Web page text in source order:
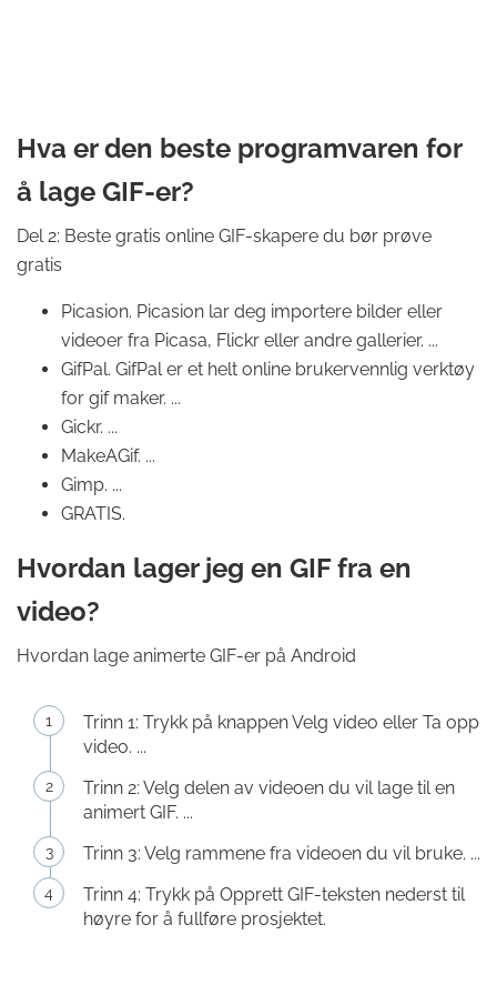
Hva er den beste programvaren for
å lage GIF-er?
Del 2: Beste gratis online GIF-skapere du bør prøve
gratis
Picasion. Picasion lar deg importere bilder eller
videoer fra Picasa, Flickr eller andre gallerier. ...
GifPal. GifPal er et helt online brukervennlig verktøy
for gif maker. ...
Gickr. ...
MakeAGif. ...
Gimp. ...
GRATIS.
Hvordan lager jeg en GIF fra en
video?
Hvordan lage animerte GIF-er på Android
Trinn 1: Trykk på knappen Velg video eller Ta opp
video. ...
Trinn 2: Velg delen av videoen du vil lage til en
animert GIF. ...
Trinn 3: Velg rammene fra videoen du vil bruke. ...
Trinn 4: Trykk på Opprett GIF-teksten nederst til
høyre for å fullføre prosjektet.